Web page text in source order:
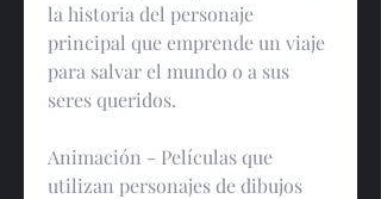
la historia del personaje
principal que emprende un viaje
para salvar el mundo o a sus
seres queridos.
Animación - Películas que
utilizan personajes de dibujos